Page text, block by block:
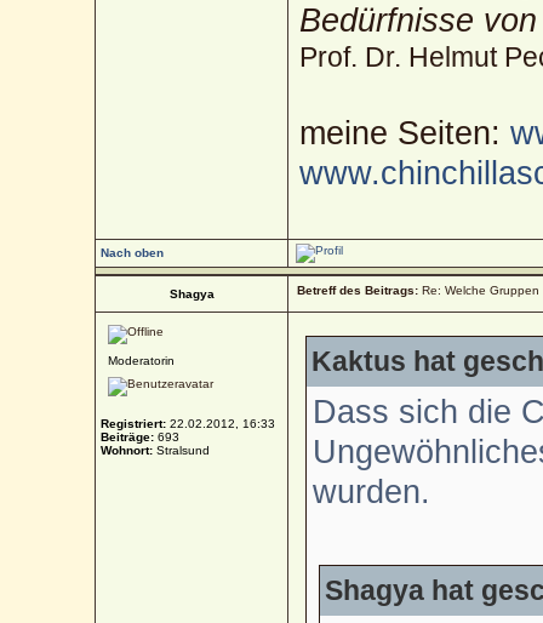
Bedürfnisse
Prof. Dr. Helmut
meine Seiten:
Nach oben
Shagya Betreff des Beitrags: Re: Welche
Moderatorin
Registriert: 22.02.2012, 16:33
Beiträge: 693
Wohnort: Stralsund
Kaktus hat
Dass sich die
wurden.
Shagya hat